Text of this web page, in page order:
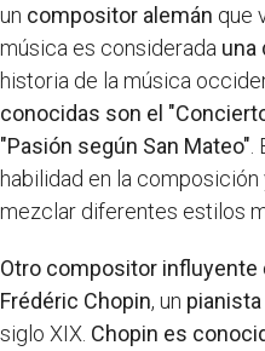
un compositor alemán que
música es considerada una
historia de la música
conocidas son el
"Pasión según San Mateo"
habilidad en la composición
mezclar diferentes estilos
Otro compositor influyente
Frédéric Chopin, un
siglo XIX. Chopin es